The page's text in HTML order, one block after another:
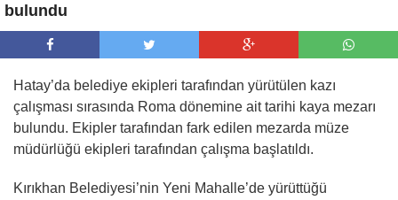
bulundu
Hatay’da belediye ekipleri tarafından yürütülen kazı
çalışması sırasında Roma dönemine ait tarihi kaya mezarı
bulundu. Ekipler tarafından fark edilen mezarda müze
müdürlüğü ekipleri tarafından çalışma başlatıldı.
Kırıkhan Belediyesi’nin Yeni Mahalle’de yürüttüğü